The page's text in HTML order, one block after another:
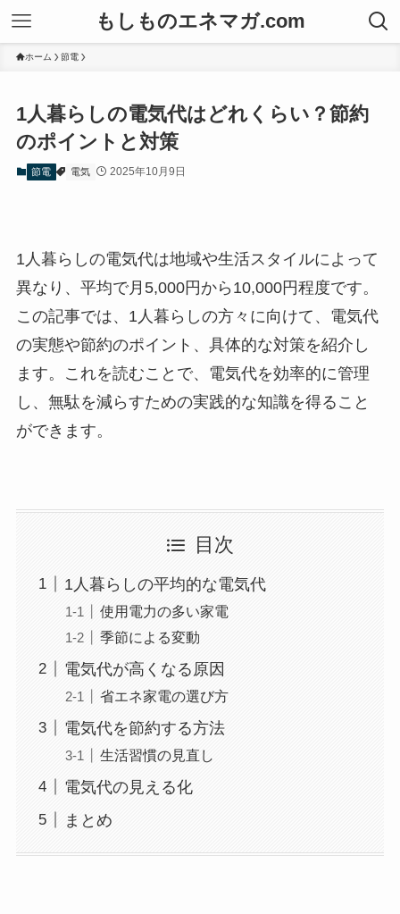
もしものエネマガ.com
ホーム 節電
1人暮らしの電気代はどれくらい？節約
のポイントと対策
節電 電気 2025年10月9日
1人暮らしの電気代は地域や生活スタイルによって
異なり、平均で月5,000円から10,000円程度です。
この記事では、1人暮らしの方々に向けて、電気代
の実態や節約のポイント、具体的な対策を紹介し
ます。これを読むことで、電気代を効率的に管理
し、無駄を減らすための実践的な知識を得ること
ができます。
目次
1人暮らしの平均的な電気代
使用電力の多い家電
季節による変動
電気代が高くなる原因
省エネ家電の選び方
電気代を節約する方法
生活習慣の見直し
電気代の見える化
まとめ